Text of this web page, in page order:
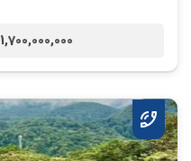
1,700,000,000 تومان /